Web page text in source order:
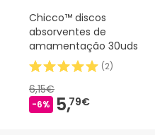
Chicco™ discos
absorventes de
amamentação 30uds
(2)
6,15€
-6% 5,79€